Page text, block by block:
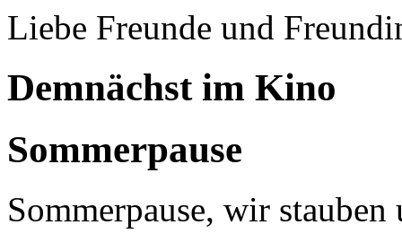
Liebe Freunde und
Demnächst im Kino
Sommerpause
Sommerpause, wir